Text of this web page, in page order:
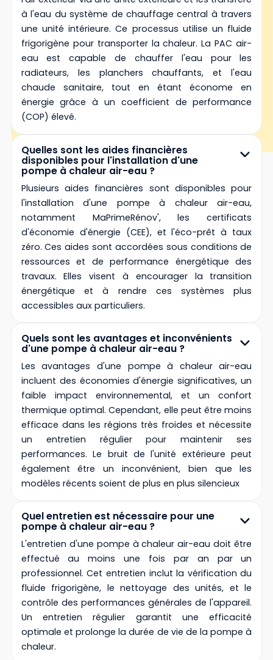
à l'eau du système de chauffage central à travers
une unité intérieure. Ce processus utilise un fluide
frigorigène pour transporter la chaleur. La PAC air-
eau est capable de chauffer l'eau pour les
radiateurs, les planchers chauffants, et l'eau
chaude sanitaire, tout en étant économe en
énergie grâce à un coefficient de performance
(COP) élevé.
Quelles sont les aides financières
disponibles pour l'installation d'une
pompe à chaleur air-eau ?
Plusieurs aides financières sont disponibles pour
l'installation d'une pompe à chaleur air-eau,
notamment MaPrimeRénov', les certificats
d'économie d'énergie (CEE), et l'éco-prêt à taux
zéro. Ces aides sont accordées sous conditions de
ressources et de performance énergétique des
travaux. Elles visent à encourager la transition
énergétique et à rendre ces systèmes plus
accessibles aux particuliers.
Quels sont les avantages et inconvénients
d'une pompe à chaleur air-eau ?
Les avantages d'une pompe à chaleur air-eau
incluent des économies d'énergie significatives, un
faible impact environnemental, et un confort
thermique optimal. Cependant, elle peut être moins
efficace dans les régions très froides et nécessite
un entretien régulier pour maintenir ses
performances. Le bruit de l'unité extérieure peut
également être un inconvénient, bien que les
modèles récents soient de plus en plus silencieux
Quel entretien est nécessaire pour une
pompe à chaleur air-eau ?
L'entretien d'une pompe à chaleur air-eau doit être
effectué au moins une fois par an par un
professionnel. Cet entretien inclut la vérification du
fluide frigorigène, le nettoyage des unités, et le
contrôle des performances générales de l'appareil.
Un entretien régulier garantit une efficacité
optimale et prolonge la durée de vie de la pompe à
chaleur.